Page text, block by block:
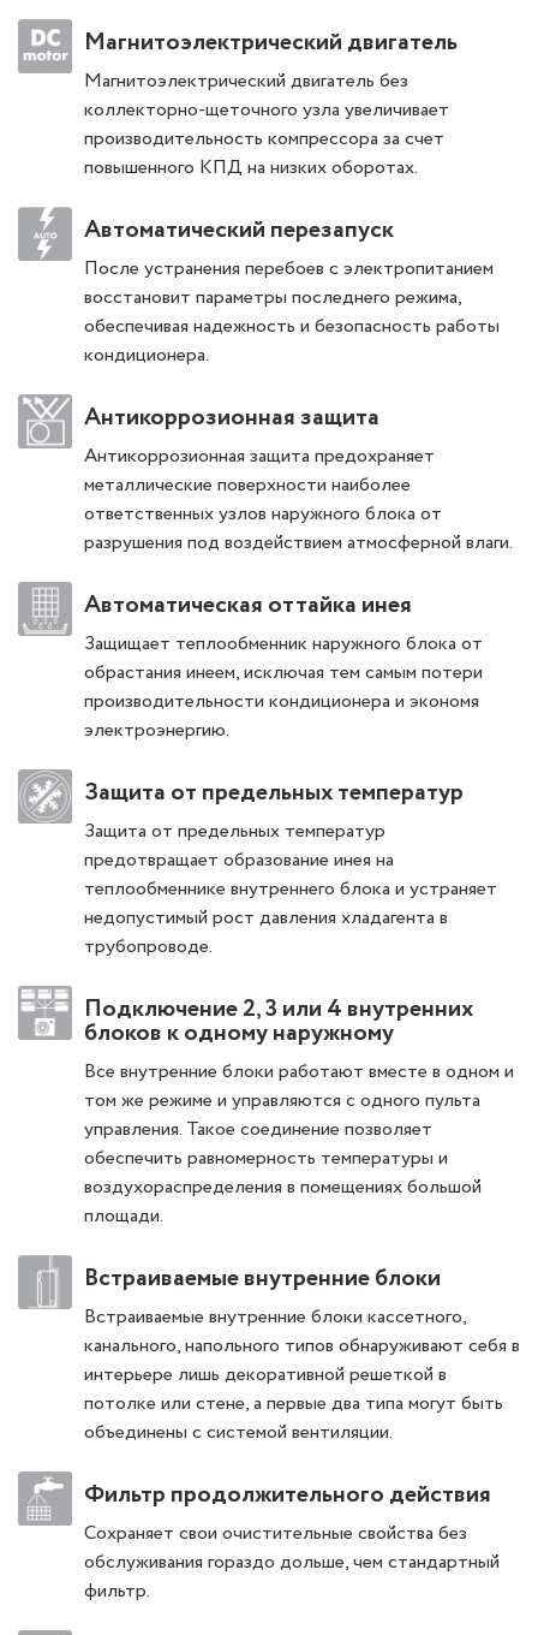
Магнитоэлектрический двигатель
Магнитоэлектрический двигатель без
коллекторно-щеточного узла увеличивает
производительность компрессора за счет
повышенного КПД на низких оборотах.
Автоматический перезапуск
После устранения перебоев с электропитанием
восстановит параметры последнего режима,
обеспечивая надежность и безопасность работы
кондиционера.
Антикоррозионная защита
Антикоррозионная защита предохраняет
металлические поверхности наиболее
ответственных узлов наружного блока от
разрушения под воздействием атмосферной влаги.
Автоматическая оттайка инея
Защищает теплообменник наружного блока от
обрастания инеем, исключая тем самым потери
производительности кондиционера и экономя
электроэнергию.
Защита от предельных температур
Защита от предельных температур
предотвращает образование инея на
теплообменнике внутреннего блока и устраняет
недопустимый рост давления хладагента в
трубопроводе.
Подключение 2, 3 или 4 внутренних
блоков к одному наружному
Все внутренние блоки работают вместе в одном и
том же режиме и управляются с одного пульта
управления. Такое соединение позволяет
обеспечить равномерность температуры и
воздухораспределения в помещениях большой
площади.
Встраиваемые внутренние блоки
Встраиваемые внутренние блоки кассетного,
канального, напольного типов обнаруживают себя в
интерьере лишь декоративной решеткой в
потолке или стене, а первые два типа могут быть
объединены с системой вентиляции.
Фильтр продолжительного действия
Сохраняет свои очистительные свойства без
обслуживания гораздо дольше, чем стандартный
фильтр.